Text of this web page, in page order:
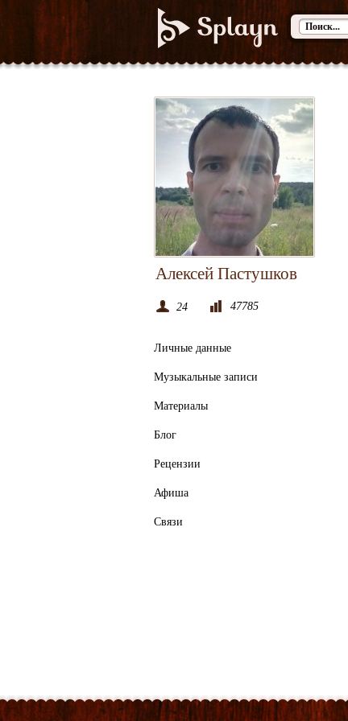
Алексей Пастушков
24 47785
Личные данные
Музыкальные записи
Материалы
Блог
Рецензии
Афиша
Связи